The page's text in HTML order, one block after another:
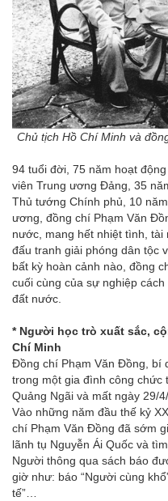
Chủ tịch Hồ Chí Minh và
94 tuổi đời, 75 năm hoạt
viên Trung ương Đảng, 35
Thủ tướng Chính phủ, 10
ương, đồng chí Phạm Văn
nước, mang hết nhiệt tình,
đấu tranh giải phóng dân tộc
bất kỳ hoàn cảnh nào, đồng
cuối cùng của sự nghiệp
đất nước.
* Người học trò xuất sắc,
Chí Minh
Đồng chí Phạm Văn Đồng, bí
trong một gia đình công
Quảng Ngãi và mất ngày 29/
Vào những năm đầu thế kỷ
chí Phạm Văn Đồng đã sớm
lãnh tụ Nguyễn Ái Quốc và
Người thông qua sách báo
giờ như: báo “Người cùng
tế”…